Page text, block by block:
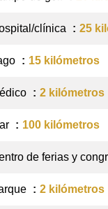
clínica 25
15 kilómetros
2 kilómetros
100 kilómetros
de ferias y
2 kilómetros